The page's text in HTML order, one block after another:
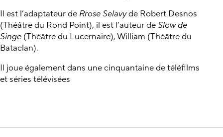
Il est l’adaptateur de Rrose Selavyde Robert Desnos
(Théâtre du Rond Point), il est l’auteur deSlow de
Singe (Théâtre du Lucernaire), William (Théâtre du
Bataclan).
Il joue également dans une cinquantaine de téléfilms
et séries télévisées